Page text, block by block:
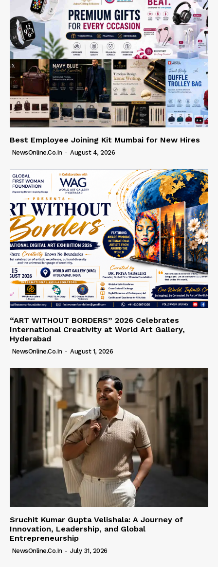
Best Employee Joining Kit Mumbai for New Hires
NewsOnline.co.in - August 4, 2026
“ART WITHOUT BORDERS” 2026 Celebrates
International Creativity at World Art Gallery,
Hyderabad
NewsOnline.co.in - August 1, 2026
Sruchit Kumar Gupta Velishala: A Journey of
Innovation, Leadership, and Global
Entrepreneurship
NewsOnline.co.in - July 31, 2026